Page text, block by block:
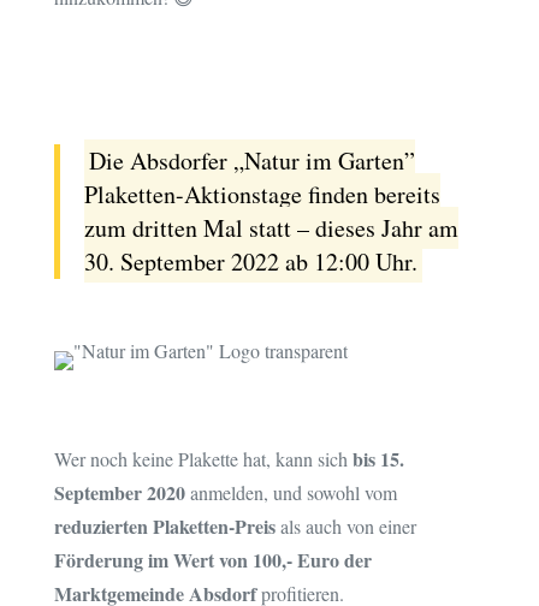
Die Absdorfer „Natur im Garten”
Plaketten-Aktionstage finden bereits
zum dritten Mal statt – dieses Jahr am
30. September 2022 ab 12:00 Uhr.
Wer noch keine Plakette hat, kann sichbis 15.
September 2020anmelden, und sowohl vom
reduzierten Plaketten-Preisals auch von einer
Förderung im Wert von 100,- Euro der
Marktgemeinde Absdorfprofitieren.